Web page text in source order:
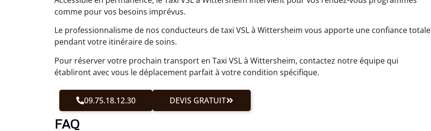
comme pour vos besoins imprévus.
Le professionnalisme de nos conducteurs de taxi VSL à Wittersheim vous apporte une confiance totale
pendant votre itinéraire de soins.
Pour réserver votre prochain transport en Taxi VSL à Wittersheim, contactez notre équipe qui
établiront avec vous le déplacement parfait à votre condition spécifique.
09.75.18.12.30 DEVIS GRATUIT
FAQ